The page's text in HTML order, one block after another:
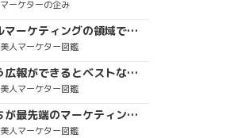
マーケターの企み
デジタルマーケティングの領域で、海外というステージに
美人マーケター図鑑
どういう広報ができるとベストなのか
美人マーケター図鑑
自分たちが最先端のマーケティングを目指す
美人マーケター図鑑